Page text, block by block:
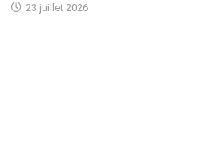
23 juillet 2026